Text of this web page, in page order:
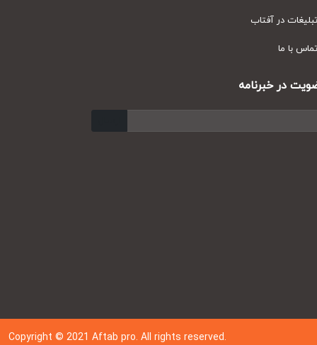
در آفتاب
با ما
در خبرنامه
Copyright © 202 1Aftab pro. All rights reserved.